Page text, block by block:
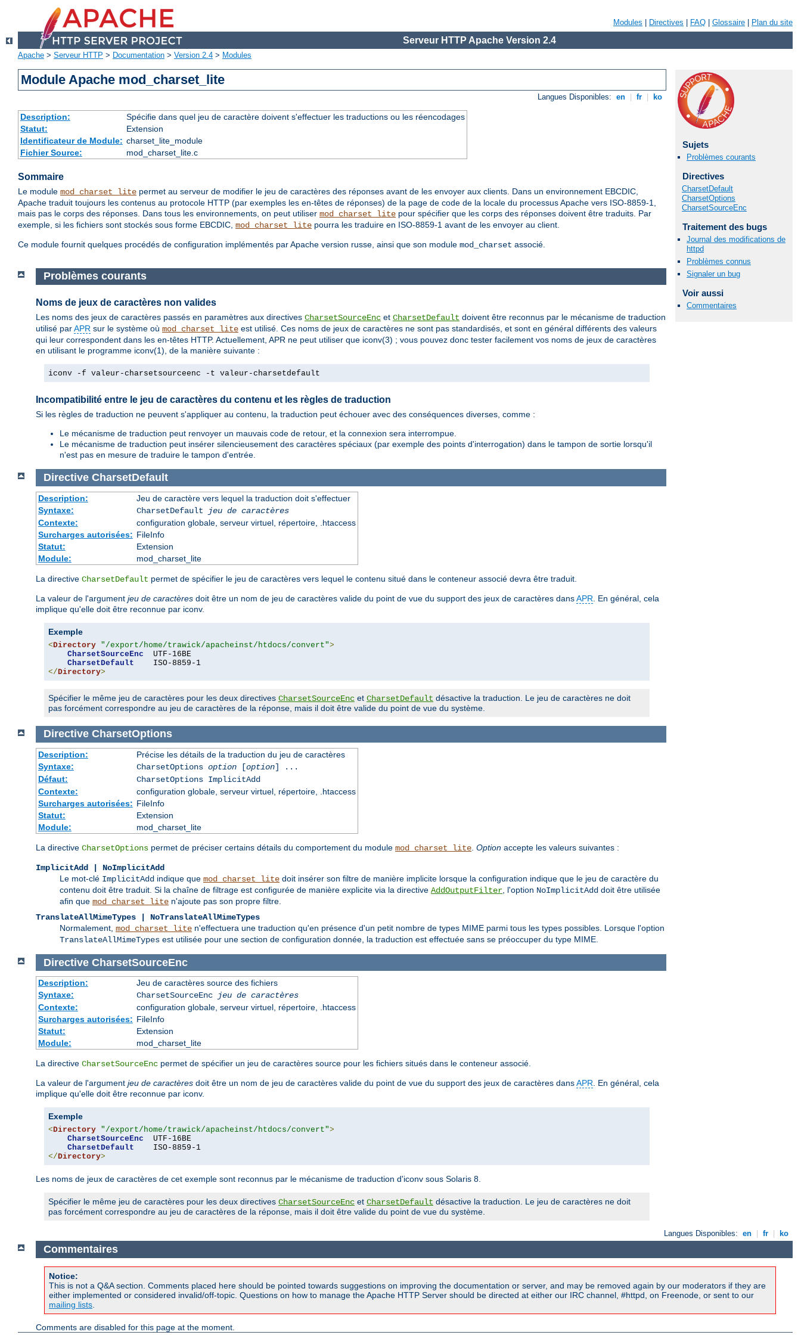
Modules Directives FAQ Glossaire Plan du site
Serveur HTTP Apache Version 2.4
Apache > Serveur HTTP > Documentation > Version 2.4 > Modules
Module Apache mod_charset_lite
Langues Disponibles: en fr ko
Description:
Spécifie dans quel jeu de caractère doivent s'effectuer les traductions ou les réencodages
Statut:
Extension
Identificateur de Module: charset_lite_module
Fichier Source:
mod_charset_lite.c
Sommaire
Le module mod_charset_lite permet au serveur de modifier le jeu de caractères des réponses avant de les envoyer aux clients. Dans un environnement EBCDIC,
Apache traduit toujours les contenus au protocole HTTP (par exemples les en-têtes de réponses) de la page de code de la locale du processus Apache vers ISO-8859-1,
mais pas le corps des réponses. Dans tous les environnements, on peut utiliser mod_charset_lite pour spécifier que les corps des réponses doivent être traduits. Par
exemple, si les fichiers sont stockés sous forme EBCDIC, mod_charset_lite pourra les traduire en ISO-8859-1 avant de les envoyer au client.
Ce module fournit quelques procédés de configuration implémentés par Apache version russe, ainsi que son module mod_charset associé.
Sujets
Problèmes courants
Directives
CharsetDefault
CharsetOptions
CharsetSourceEnc
Traitement des bugs
Journal des modifications de
httpd
Problèmes connus
Signaler un bug
Voir aussi
Commentaires
Problèmes courants
Noms de jeux de caractères non valides
Les noms des jeux de caractères passés en paramètres aux directives CharsetSourceEnc et CharsetDefault doivent être reconnus par le mécanisme de traduction
utilisé parAPR sur le système où mod_charset_lite est utilisé. Ces noms de jeux de caractères ne sont pas standardisés, et sont en général différents des valeurs
qui leur correspondent dans les en-têtes HTTP. Actuellement, APR ne peut utiliser que iconv(3) ; vous pouvez donc tester facilement vos noms de jeux de caractères
en utilisant le programme iconv(1), de la manière suivante :
iconv -f valeur-charsetsourceenc -t valeur-charsetdefault
Incompatibilité entre le jeu de caractères du contenu et les règles de traduction
Si les règles de traduction ne peuvent s'appliquer au contenu, la traduction peut échouer avec des conséquences diverses, comme :
Le mécanisme de traduction peut renvoyer un mauvais code de retour, et la connexion sera interrompue.
Le mécanisme de traduction peut insérer silencieusement des caractères spéciaux (par exemple des points d'interrogation) dans le tampon de sortie lorsqu'il
n'est pas en mesure de traduire le tampon d'entrée.
Directive CharsetDefault
Description:
Jeu de caractère vers lequel la traduction doit s'effectuer
Syntaxe:
CharsetDefault
jeu de caractères
Contexte:
configuration globale, serveur virtuel, répertoire, .htaccess
Surcharges autorisées: FileInfo
Statut:
Extension
Module:
mod_charset_lite
La directive CharsetDefault permet de spécifier le jeu de caractères vers lequel le contenu situé dans le conteneur associé devra être traduit.
La valeur de l'argument jeu de caractères doit être un nom de jeu de caractères valide du point de vue du support des jeux de caractères dansAPR . En général, cela
implique qu'elle doit être reconnue par iconv.
Exemple
<Directory "/export/home/trawick/apacheinst/htdocs/convert">
CharsetSourceEnc
  UTF-16BE
CharsetDefault
</Directory>
Spécifier le même jeu de caractères pour les deux directives CharsetSourceEnc et CharsetDefault désactive la traduction. Le jeu de caractères ne doit
pas forcément correspondre au jeu de caractères de la réponse, mais il doit être valide du point de vue du système.
Directive CharsetOptions
Description:
Précise les détails de la traduction du jeu de caractères
Syntaxe:
CharsetOptions option[option] ...
Défaut:
CharsetOptions ImplicitAdd
Contexte:
configuration globale, serveur virtuel, répertoire, .htaccess
Surcharges autorisées: FileInfo
Statut:
Extension
Module:
mod_charset_lite
La directive CharsetOptions permet de préciser certains détails du comportement du module mod_charset_lite Option accepte les valeurs suivantes :
ImplicitAdd | NoImplicitAdd
Le mot-clé ImplicitAdd indique que mod_charset_lite doit insérer son filtre de manière implicite lorsque la configuration indique que le jeu de caractère du
contenu doit être traduit. Si la chaîne de filtrage est configurée de manière explicite via la directive AddOutputFilter , l'option NoImplicitAdd doit être utilisée
afin que mod_charset_lite n'ajoute pas son propre filtre.
TranslateAllMimeTypes | NoTranslateAllMimeTypes
Normalement, mod_charset_lite n'effectuera une traduction qu'en présence d'un petit nombre de types MIME parmi tous les types possibles. Lorsque l'option
TranslateAllMimeTypes est utilisée pour une section de configuration donnée, la traduction est effectuée sans se préoccuper du type MIME.
Directive CharsetSourceEnc
Description:
Jeu de caractères source des fichiers
Syntaxe:
CharsetSourceEnc
jeu de caractères
Contexte:
configuration globale, serveur virtuel, répertoire, .htaccess
Surcharges autorisées: FileInfo
Statut:
Extension
Module:
mod_charset_lite
La directive CharsetSourceEnc permet de spécifier un jeu de caractères source pour les fichiers situés dans le conteneur associé.
La valeur de l'argument jeu de caractères doit être un nom de jeu de caractères valide du point de vue du support des jeux de caractères dansAPR. En général, cela
implique qu'elle doit être reconnue par iconv.
Exemple
<Directory "/export/home/trawick/apacheinst/htdocs/convert">
CharsetSourceEnc
  UTF-16BE
CharsetDefault
</Directory>
Les noms de jeux de caractères de cet exemple sont reconnus par le mécanisme de traduction d'iconv sous Solaris 8.
Spécifier le même jeu de caractères pour les deux directives CharsetSourceEnc et CharsetDefault désactive la traduction. Le jeu de caractères ne doit
pas forcément correspondre au jeu de caractères de la réponse, mais il doit être valide du point de vue du système.
Langues Disponibles: en fr ko
Commentaires
Notice:
This is not a Q&A section. Comments placed here should be pointed towards suggestions on improving the documentation or server, and may be removed again by our moderators if they are
either implemented or considered invalid/off-topic. Questions on how to manage the Apache HTTP Server should be directed at either our IRC channel, #httpd, on Freenode, or sent to our
mailing lists
Comments are disabled for this page at the moment.